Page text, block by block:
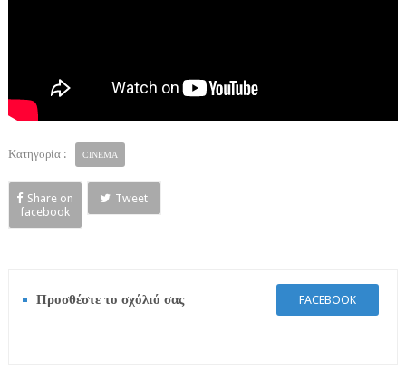
Κατηγορία : CINEMA
Share on
facebook
Tweet
Προσθέστε το σχόλιό σας FACEBOOK